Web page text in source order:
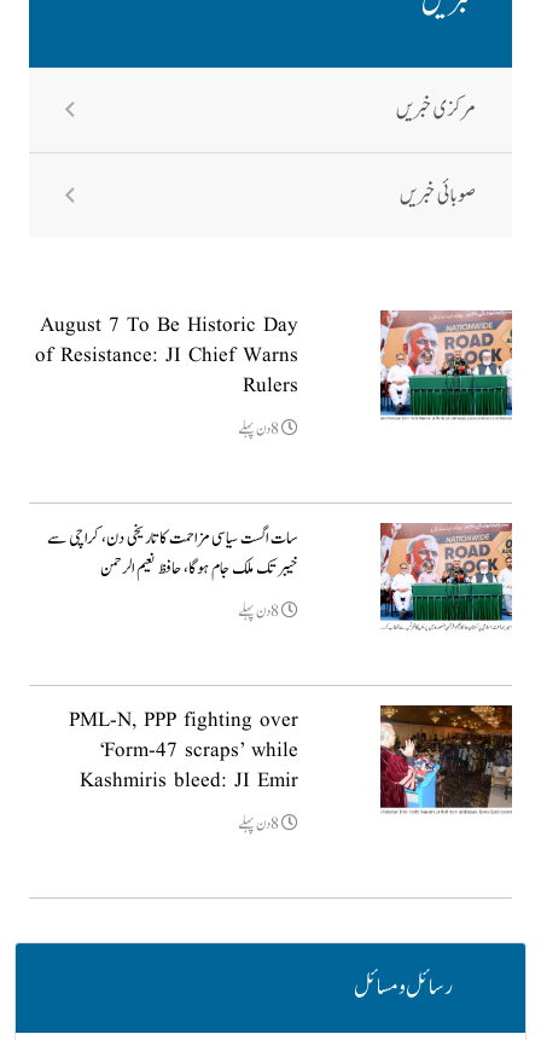
مرکزی خبریں
صوبائی خبریں
August 7 To Be Historic Day
of Resistance: JI Chief Warns
Rulers
8دن پہلے
سات اگست سیاسی مزاحمت کا تاریخی دن، کراچی سے
خیبر تک ملک جام ہوگا، حافظ نعیم الرحمن
8دن پہلے
PML-N, PPP fighting over
‘Form-47 scraps’ while
Kashmiris bleed: JI Emir
8دن پہلے
رسائل و مسائل